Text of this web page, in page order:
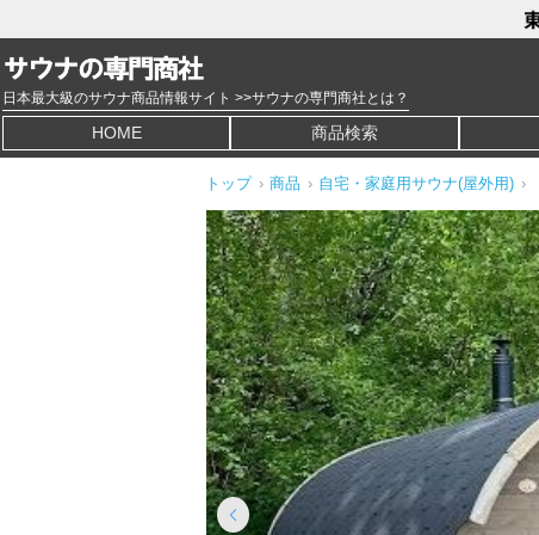
日本最大級のサウナ商品情報サイト >>サウナの専門商社とは？
HOME 商品検索
トップ › 商品 › 自宅・家庭用サウナ(屋外用) ›